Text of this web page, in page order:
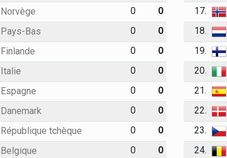
Norvège 0
0
Pays-Bas 0
0
Finlande 0
0
Italie 0
0
Espagne 0
0
Danemark 0
0
République tchèque 0
0
Belgique 0
0
17.
18.
19.
20.
21.
22.
23.
24.